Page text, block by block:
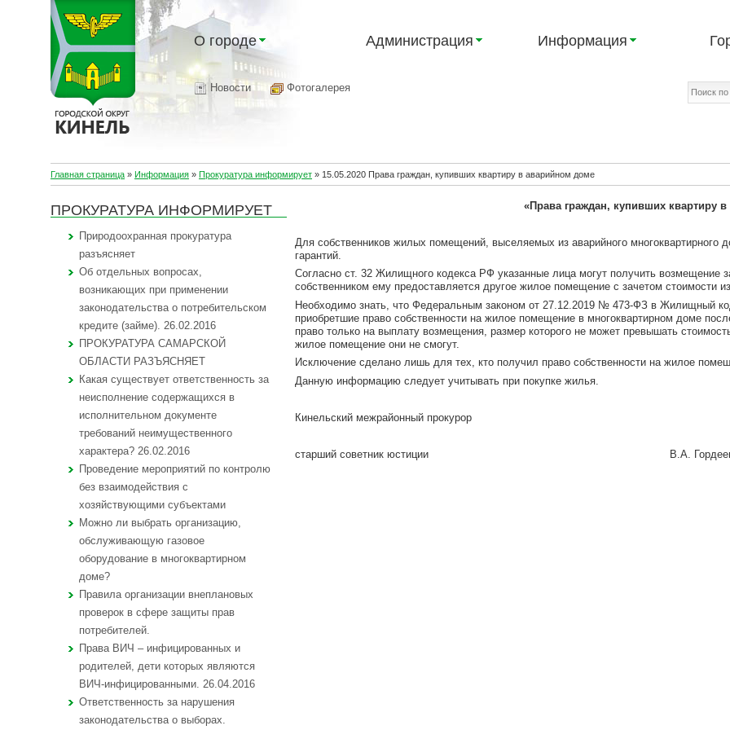
О городе Администрация Информация
Новости Фотогалерея
Главная страница » Информация » Прокуратура информирует » 15.05.2020 Права граждан, купивших квартиру в аварийном доме
ПРОКУРАТУРА ИНФОРМИРУЕТ
Природоохранная прокуратура
разъясняет
Об отдельных вопросах,
возникающих при применении
законодательства о потребительском
кредите (займе). 26.02.2016
ПРОКУРАТУРА САМАРСКОЙ
ОБЛАСТИ РАЗЪЯСНЯЕТ
Какая существует ответственность за
неисполнение содержащихся в
исполнительном документе
требований неимущественного
характера? 26.02.2016
Проведение мероприятий по контролю
без взаимодействия с
хозяйствующими субъектами
Можно ли выбрать организацию,
обслуживающую газовое
оборудование в многоквартирном
доме?
Правила организации внеплановых
проверок в сфере защиты прав
потребителей.
Права ВИЧ – инфицированных и
родителей, дети которых являются
ВИЧ-инфицированными. 26.04.2016
Ответственность за нарушения
законодательства о выборах.
«Права граждан, купивших квартиру
Для собственников жилых помещений, выселяемых из аварийного
гарантий.
Согласно ст. 32 Жилищного кодекса РФ указанные лица могут получить
собственником ему предоставляется другое жилое помещение с зачетом стоимости
Необходимо знать, что Федеральным законом от 27.12.2019 № 473-ФЗ в Жилищный
приобретшие право собственности на жилое помещение в многоквартирном доме
право только на выплату возмещения, размер которого не может превышать
жилое помещение они не смогут.
Исключение сделано лишь для тех, кто получил право собственности на жилое
Данную информацию следует учитывать при покупке жилья.
Кинельский межрайонный прокурор
старший советник юстиции В.А.